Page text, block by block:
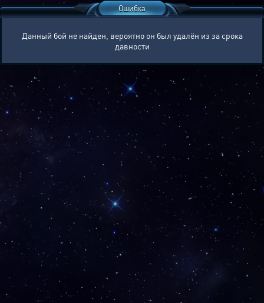
Ошибка
Данный бой не найден, вероятно он был удалён из за срока
давности